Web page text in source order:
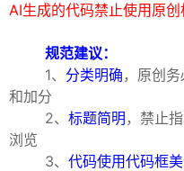
AI生成的代码禁止使用原创
规范建议：
1、 分类明确 ，原创
和加分
2、 标题简明 ，禁止
浏览
3、 代码使用代码框